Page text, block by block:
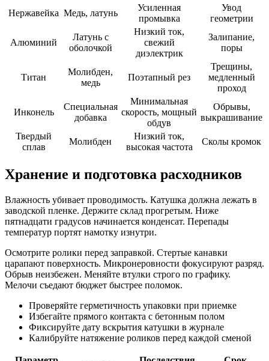
Нержавейка Медь, латунь
Усиленная
промывка
Увод
геометрии
Алюминий
Латунь с
оболочкой
Низкий ток,
свежий
диэлектрик
Залипание,
поры
Титан
Молибден,
медь
Поэтапный рез
Трещины,
медленный
проход
Инконель
Специальная
добавка
Минимальная
скорость, мощный
обдув
Обрывы,
выкрашивание
Твердый
сплав
Молибден
Низкий ток,
высокая частота
Сколы кромок
Хранение и подготовка расходников
Влажность убивает проводимость. Катушка должна лежать в
заводской пленке. Держите склад прогретым. Ниже
пятнадцати градусов начинается конденсат. Перепады
температур портят намотку изнутри.
Осмотрите ролики перед заправкой. Стертые канавки
царапают поверхность. Микронеровности фокусируют разряд.
Обрыв неизбежен. Меняйте втулки строго по графику.
Мелочи съедают бюджет быстрее поломок.
Проверяйте герметичность упаковки при приемке
Избегайте прямого контакта с бетонным полом
Фиксируйте дату вскрытия катушки в журнале
Калибруйте натяжение роликов перед каждой сменой